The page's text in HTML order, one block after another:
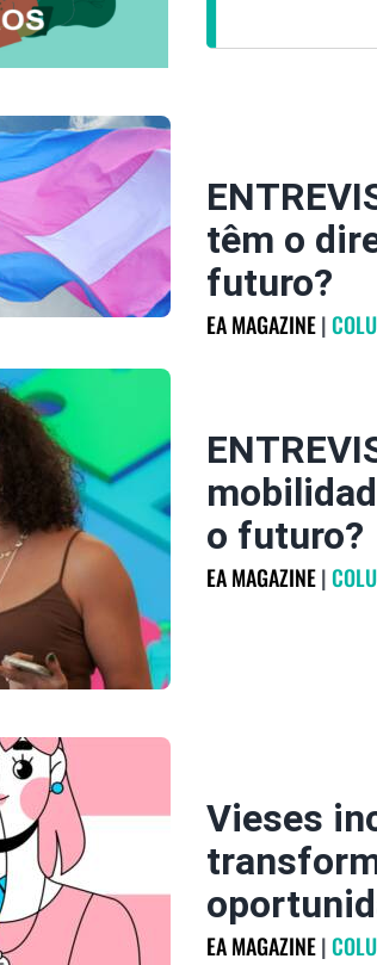
têm o
futuro?
EA MAGAZINE|
o futuro?
EA MAGAZINE|
Vieses
EA MAGAZINE|